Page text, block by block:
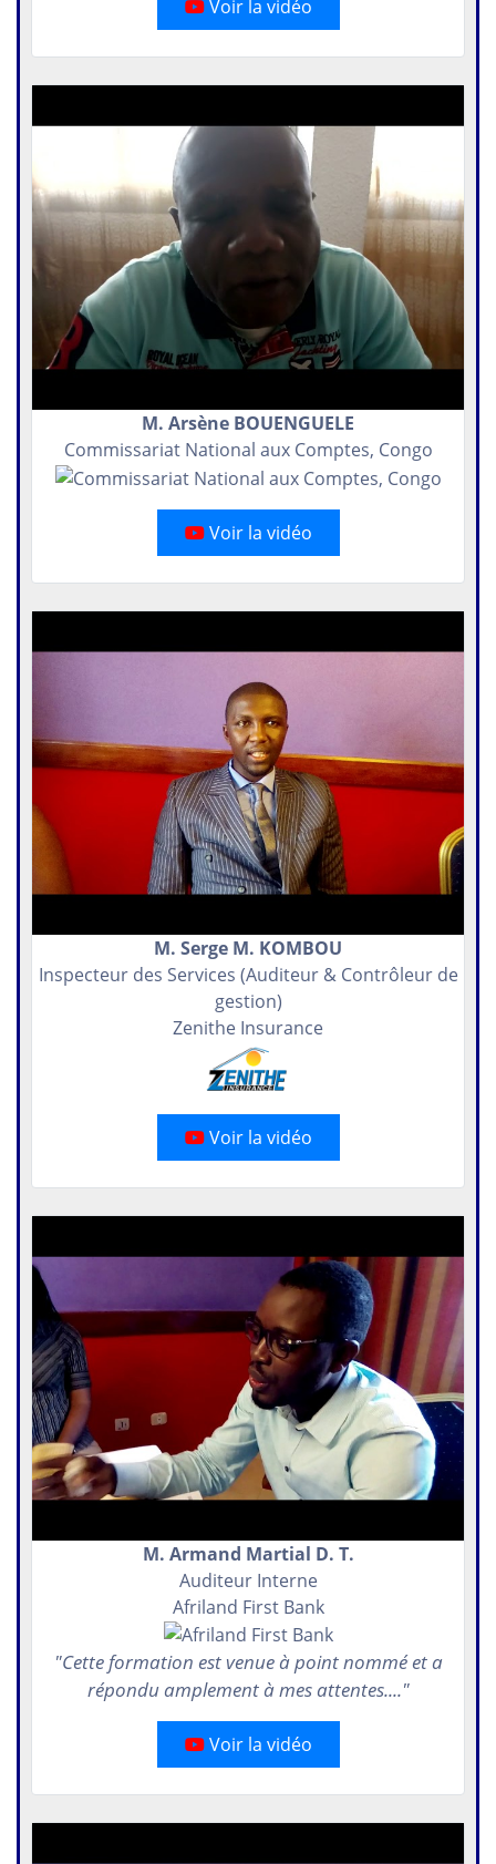
Voir la vidéo
M. Arsène BOUENGUELE
Commissariat National aux Comptes, Congo
Voir la vidéo
M. Serge M. KOMBOU
Inspecteur des Services (Auditeur & Contrôleur de
gestion)
Zenithe Insurance
Voir la vidéo
M. Armand Martial D. T.
Auditeur Interne
Afriland First Bank
"Cette formation est venue à point nommé et a
répondu amplement à mes attentes...."
Voir la vidéo